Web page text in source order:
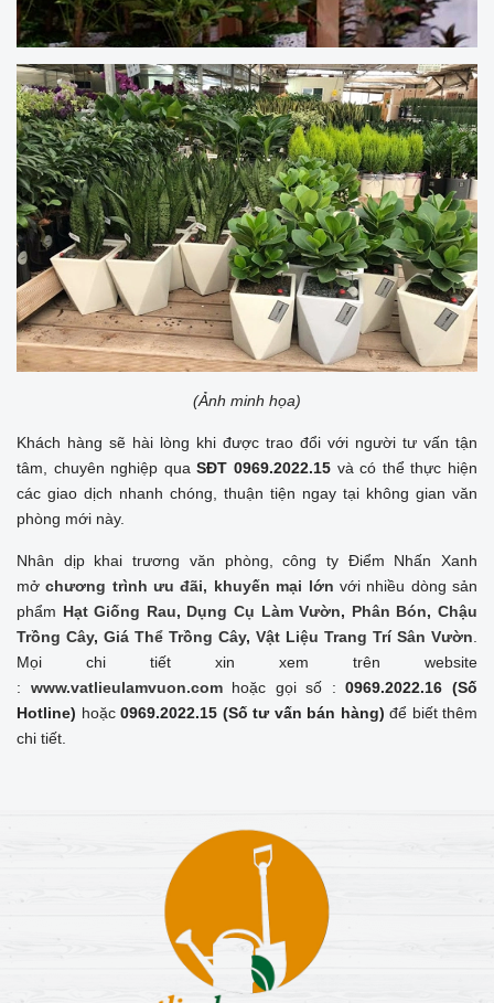
(Ảnh minh họa)
Khách hàng sẽ hài lòng khi được trao đổi với người tư vấn tận
tâm, chuyên nghiệp quaSĐT 0969.2022.15 và có thể thực hiện
các giao dịch nhanh chóng, thuận tiện ngay tại không gian văn
phòng mới này.
Nhân dịp khai trương văn phòng, công ty Điểm Nhấn Xanh
mởchương trình ưu đãi, khuyến mại lớn với nhiều dòng sản
phẩm Hạt Giống Rau, Dụng Cụ Làm Vườn, Phân Bón,Chậu
Trồng Cây, Giá Thể Trồng Cây, Vật Liệu Trang Trí Sân Vườn
Mọi chi tiết xin xem trên website
: www.vatlieulamvuon.comhoặc gọi số :0969.2022.16 (Số
Hotline) hoặc 0969.2022.15 (Số tư vấn bán hàng) để biết thêm
chi tiết.